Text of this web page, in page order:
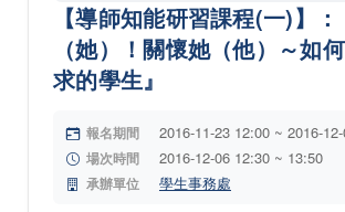
【導師知能研習課程(一)】
（她）！關懷她（他）～如
求的學生』
報名期間 2016-11-23 12:00 ~ 2016-
場次時間 2016-12-06 12:30 ~ 13:50
承辦單位 學生事務處